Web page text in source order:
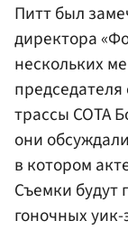
Питт был
директора
нескольких
трассы COTA
они
в котором
Съемки будут
гоночных